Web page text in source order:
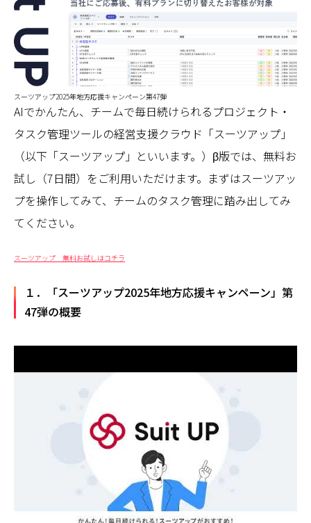
スーツアップ2025年地方応援キャンペーン第47弾
AIでかんたん、チームで毎日続けられるプロジェクト・
タスク管理ツールの経営支援クラウド「スーツアップ」
（以下「スーツアップ」といいます。）β版では、無料お
試し（7日間）をご利用いただけます。まずはスーツアッ
プを操作してみて、チームのタスク管理に踏み出してみ
てください。
スーツアップ 無料お試しはコチラ
１．「スーツアップ2025年地方応援キャンペーン」第
47弾の概要